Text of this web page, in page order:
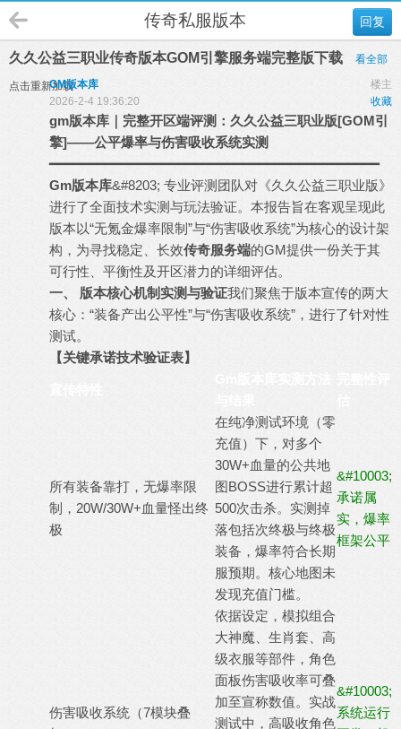
回复
传奇私服版本
久久公益三职业传奇版本GOM引擎服务端完整版下载 看全部
点击重新加载 楼主
GM版本库
收藏
2026-2-4 19:36:20
gm版本库 ｜完整开区端评测：久久公益三职业版[GOM引
擎]——公平爆率与伤害吸收系统实测
━━━━━━━━━━━━━━━━━━━━━━━━━━━━━━━━━━━━━━━━━
Gm版本库&#8203; 专业评测团队对《久久公益三职业版》
进行了全面技术实测与玩法验证。本报告旨在客观呈现此
版本以“无氪金爆率限制”与“伤害吸收系统”为核心的设计架
构，为寻找稳定、长效传奇服务端的GM提供一份关于其
可行性、平衡性及开区潜力的详细评估。
一、 版本核心机制实测与验证我们聚焦于版本宣传的两大
核心：“装备产出公平性”与“伤害吸收系统”，进行了针对性
测试。
【关键承诺技术验证表】
所有装备靠打，无爆率限
制，20W/30W+血量怪出终
极
在纯净测试环境（零
充值）下，对多个
30W+血量的公共地
图BOSS进行累计超
500次击杀。实测掉
落包括次终极与终极
装备，爆率符合长期
服预期。核心地图未
发现充值门槛。
&#10003;
承诺属
实，爆率
框架公平
伤害吸收系统（7模块叠
依据设定，模拟组合
大神魔、生肖套、高
级衣服等部件，角色
面板伤害吸收率可叠
加至宣称数值。实战
测试中，高吸收角色
&#10003;
系统运行